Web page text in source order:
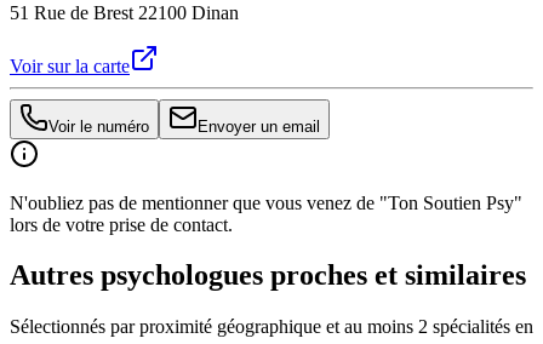
51 Rue de Brest 22100 Dinan
Voir sur la carte
Voir le numéro Envoyer un email
N'oubliez pas de mentionner que vous venez de "Ton Soutien Psy"
lors de votre prise de contact.
Autres psychologues proches et similaires
Sélectionnés par proximité géographique et au moins 2 spécialités en